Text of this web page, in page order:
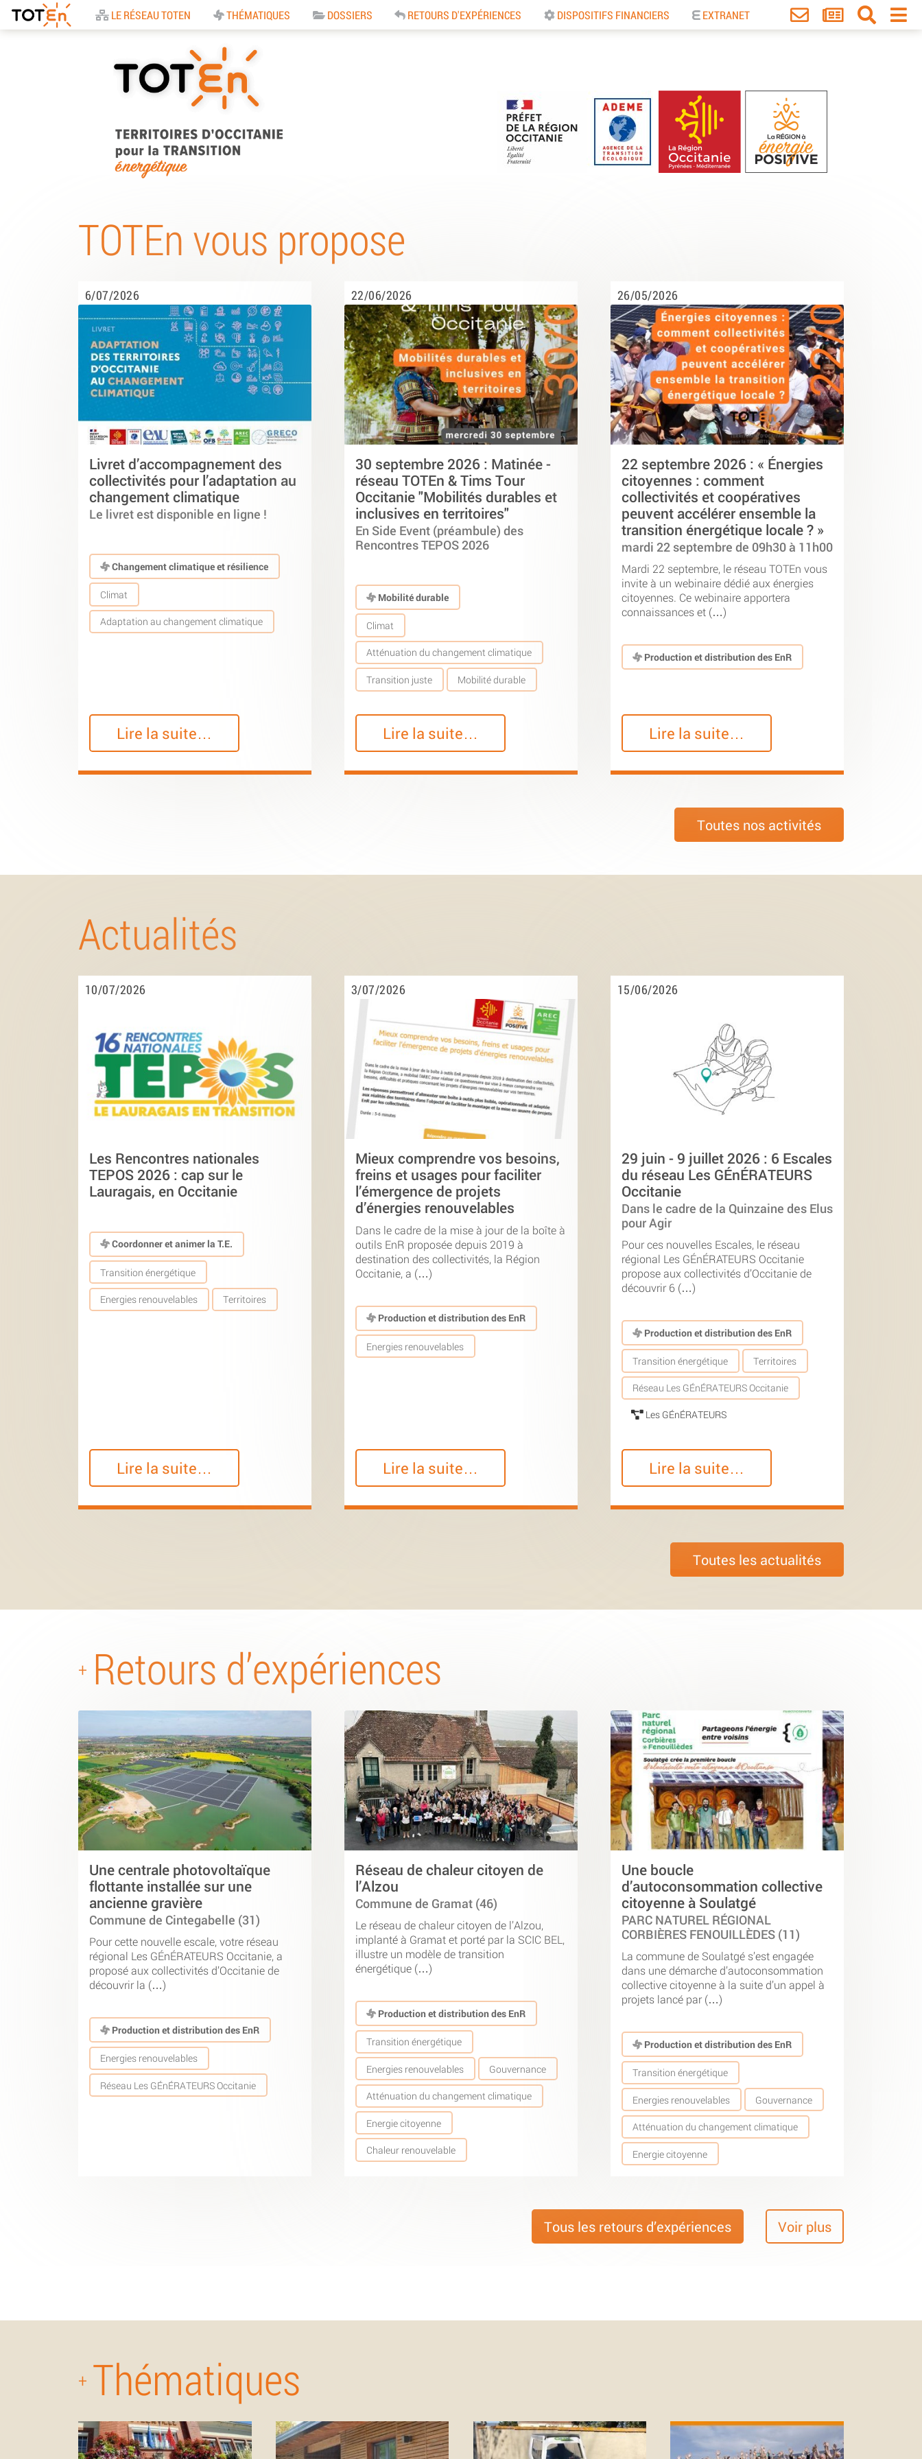
Accueil
LE RÉSEAU TOTEN THÉMATIQUES DOSSIERS RETOURS D'EXPÉRIENCES DISPOSITIFS FINANCIERS EXTRANET
Territoires d’Occitanie
pour la Transition
Energétique
TOTEn vous propose
6/07/2026
Livret d’accompagnement des
collectivités pour l’adaptation au
changement climatique
Le livret est disponible en ligne !
Changement climatique et résilience
Climat
Adaptation au changement climatique
Lire la suite…
22/06/2026
30 septembre 2026 : Matinée -
réseau TOTEn & Tims Tour
Occitanie "Mobilités durables et
inclusives en territoires"
En Side Event (préambule) des
Rencontres TEPOS 2026
Mobilité durable
Climat
Atténuation du changement climatique
Transition juste Mobilité durable
Lire la suite…
26/05/2026
22 septembre 2026 : « Énergies
citoyennes : comment
collectivités et coopératives
peuvent accélérer ensemble la
transition énergétique locale ? »
mardi 22 septembre de 09h30 à 11h00
Mardi 22 septembre, le réseau TOTEn vous
invite à un webinaire dédié aux énergies
citoyennes. Ce webinaire apportera
connaissances et (…)
Production et distribution des EnR
Lire la suite…
Toutes nos activités
Actualités
10/07/2026
Les Rencontres nationales
TEPOS 2026 : cap sur le
Lauragais, en Occitanie
Coordonner et animer la T.E.
Transition énergétique
Energies renouvelables Territoires
Lire la suite…
3/07/2026
Mieux comprendre vos besoins,
freins et usages pour faciliter
l’émergence de projets
d’énergies renouvelables
Dans le cadre de la mise à jour de la boîte à
outils EnR proposée depuis 2019 à
destination des collectivités, la Région
Occitanie, a (…)
Production et distribution des EnR
Energies renouvelables
Lire la suite…
15/06/2026
29 juin - 9 juillet 2026 : 6 Escales
du réseau Les GÉnÉRATEURS
Occitanie
Dans le cadre de la Quinzaine des Elus
pour Agir
Pour ces nouvelles Escales, le réseau
régional Les GÉnÉRATEURS Occitanie
propose aux collectivités d’Occitanie de
découvrir 6 (…)
Production et distribution des EnR
Transition énergétique Territoires
Réseau Les GÉnÉRATEURS Occitanie
Les GÉnÉRATEURS
Lire la suite…
Toutes les actualités
+ Retours d’expériences
Une centrale photovoltaïque
flottante installée sur une
ancienne gravière
Commune de Cintegabelle (31)
Pour cette nouvelle escale, votre réseau
régional Les GÉnÉRATEURS Occitanie, a
proposé aux collectivités d’Occitanie de
découvrir la (…)
Production et distribution des EnR
Energies renouvelables
Réseau Les GÉnÉRATEURS Occitanie
Réseau de chaleur citoyen de
l’Alzou
Commune de Gramat (46)
Le réseau de chaleur citoyen de l’Alzou,
implanté à Gramat et porté par la SCIC BEL,
illustre un modèle de transition
énergétique (…)
Production et distribution des EnR
Transition énergétique
Energies renouvelables Gouvernance
Atténuation du changement climatique
Energie citoyenne
Chaleur renouvelable
Une boucle
d’autoconsommation collective
citoyenne à Soulatgé
PARC NATUREL RÉGIONAL
CORBIÈRES FENOUILLÈDES (11)
La commune de Soulatgé s’est engagée
dans une démarche d’autoconsommation
collective citoyenne à la suite d’un appel à
projets lancé par (…)
Production et distribution des EnR
Transition énergétique
Energies renouvelables Gouvernance
Atténuation du changement climatique
Energie citoyenne
Tous les retours d’expériences Voir plus
+ Thématiques